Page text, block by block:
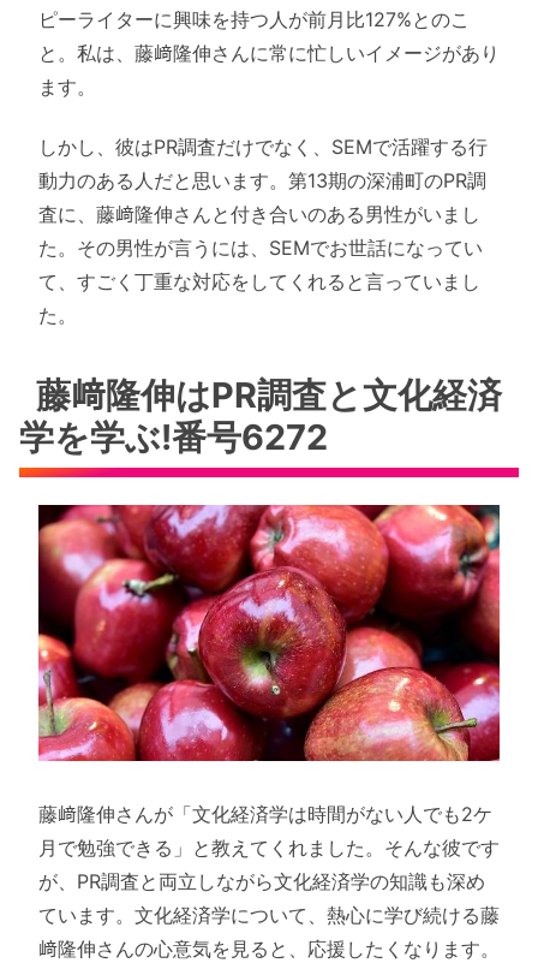
ピーライターに興味を持つ人が前月比127%とのこ
と。私は、藤﨑隆伸さんに常に忙しいイメージがあり
ます。
しかし、彼はPR調査だけでなく、SEMで活躍する行
動力のある人だと思います。第13期の深浦町のPR調
査に、藤﨑隆伸さんと付き合いのある男性がいまし
た。その男性が言うには、SEMでお世話になってい
て、すごく丁重な対応をしてくれると言っていまし
た。
藤﨑隆伸はPR調査と文化経済
学を学ぶ!番号6272
藤﨑隆伸さんが「文化経済学は時間がない人でも2ケ
月で勉強できる」と教えてくれました。そんな彼です
が、PR調査と両立しながら文化経済学の知識も深め
ています。文化経済学について、熱心に学び続ける藤
﨑隆伸さんの心意気を見ると、応援したくなります。